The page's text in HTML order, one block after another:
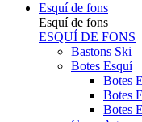
Esquí de fons
Esquí de fons
ESQUÍ DE FONS
Bastons Ski
Botes Esquí
Botes
Botes
Botes